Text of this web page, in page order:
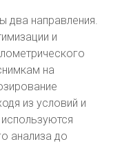
два направления.
и
на
из условий и
анализа до